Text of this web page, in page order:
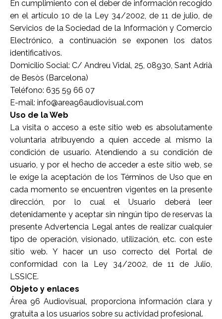
En cumplimiento con el deber de información recogido
en el artículo 10 de la Ley 34/2002, de 11 de julio, de
Servicios de la Sociedad de la Información y Comercio
Electrónico, a continuación se exponen los datos
identificativos.
Domicilio Social: C/ Andreu Vidal, 25, 08930, Sant Adrià
de Besòs (Barcelona)
Teléfono: 635 59 66 07
E-mail: info@area96audiovisual.com
Uso de la Web
La visita o acceso a este sitio web es absolutamente
voluntaria atribuyendo a quien accede al mismo la
condición de usuario. Atendiendo a su condición de
usuario, y por el hecho de acceder a este sitio web, se
le exige la aceptación de los Términos de Uso que en
cada momento se encuentren vigentes en la presente
dirección, por lo cual el Usuario deberá leer
detenidamente y aceptar sin ningún tipo de reservas la
presente Advertencia Legal antes de realizar cualquier
tipo de operación, visionado, utilización, etc. con este
sitio web. Y hacer un uso correcto del Portal de
conformidad con la Ley 34/2002, de 11 de Julio,
LSSICE.
Objeto y enlaces
Área 96 Audiovisual, proporciona información clara y
gratuita a los usuarios sobre su actividad profesional.